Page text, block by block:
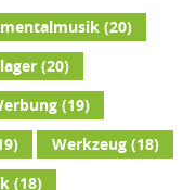
(20)
(20)
(19)
Werkzeug(18)
(18)